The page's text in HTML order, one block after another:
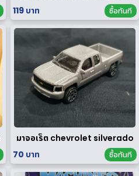
119 บาท
ซื้อทันที
มาจอเร็ต chevrolet silverado
70 บาท
ซื้อทันที